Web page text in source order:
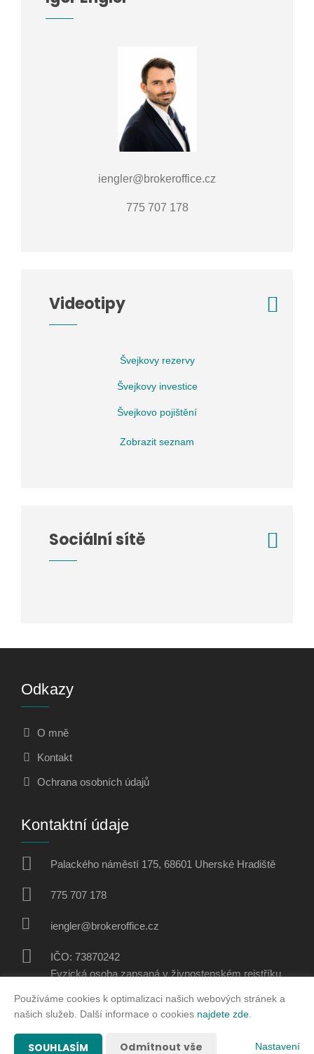
iengler@brokeroffice.cz
775 707 178
Videotipy
Švejkovy rezervy
Švejkovy investice
Švejkovo pojištění
Zobrazit seznam
Sociální sítě
Odkazy
O mně
Kontakt
Ochrana osobních údajů
Kontaktní údaje
Palackého náměstí 175, 68601 Uherské Hradiště
775 707 178
iengler@brokeroffice.cz
IČO: 73870242
Fyzická osoba zapsaná v živnostenském rejstříku
Sociální sítě
Používáme cookies k optimalizaci našich webových stránek a
našich služeb. Další informace o cookies najdete zde
SOUHLASÍM Odmítnout vše Nastavení